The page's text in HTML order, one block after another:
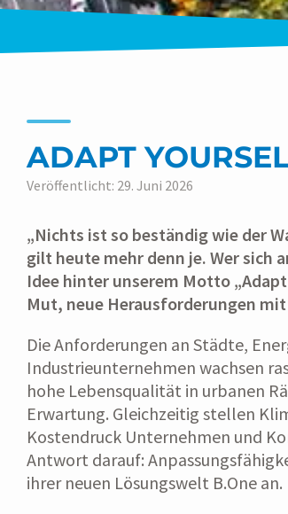
ADAPT
Veröffentlicht: 29. Juni 2026
„Nichts ist so beständig wie der
gilt heute mehr denn je. Wer sich
Idee hinter unserem Motto
Mut, neue Herausforderungen
Die Anforderungen an Städte,
Industrieunternehmen wachsen
hohe Lebensqualität in urbanen
Erwartung. Gleichzeitig stellen
Kostendruck Unternehmen und
Antwort darauf:
ihrer neuen Lösungswelt B.One an.